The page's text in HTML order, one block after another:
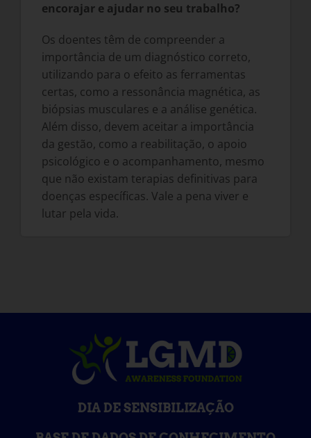
encorajar e ajudar no seu trabalho?
Os doentes têm de compreender a
importância de um diagnóstico correto,
utilizando para o efeito as ferramentas
certas, como a ressonância magnética, as
biópsias musculares e a análise genética.
Além disso, devem aceitar a importância
da gestão, como a reabilitação, o apoio
psicológico e o acompanhamento, mesmo
que não existam terapias definitivas para
doenças específicas. Vale a pena viver e
lutar pela vida.
DIA DE SENSIBILIZAÇÃO